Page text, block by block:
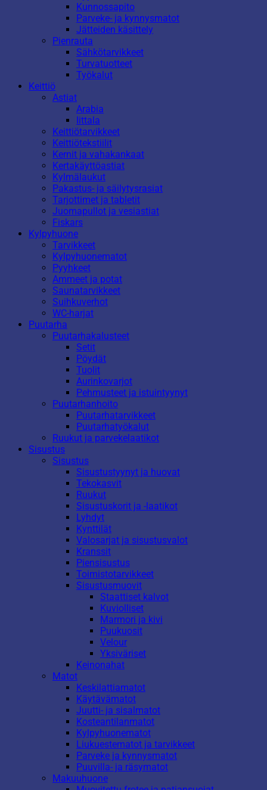
Kunnossapito
Parveke- ja kynnysmatot
Jätteiden käsittely
Pienrauta
Sähkötarvikkeet
Turvatuotteet
Työkalut
Keittiö
Astiat
Arabia
Iittala
Keittiötarvikkeet
Keittiötekstiilit
Kernit ja vahakankaat
Kertakäyttöastiat
Kylmälaukut
Pakastus- ja säilytysrasiat
Tarjottimet ja tabletit
Juomapullot ja vesiastiat
Fiskars
Kylpyhuone
Tarvikkeet
Kylpyhuonematot
Pyyhkeet
Ammeet ja potat
Saunatarvikkeet
Suihkuverhot
WC-harjat
Puutarha
Puutarhakalusteet
Setit
Pöydät
Tuolit
Aurinkovarjot
Pehmusteet ja istuintyynyt
Puutarhanhoito
Puutarhatarvikkeet
Puutarhatyökalut
Ruukut ja parvekelaatikot
Sisustus
Sisustus
Sisustustyynyt ja huovat
Tekokasvit
Ruukut
Sisustuskorit ja -laatikot
Lyhdyt
Kynttilät
Valosarjat ja sisustusvalot
Kranssit
Piensisustus
Toimistotarvikkeet
Sisustusmuovit
Staattiset kalvot
Kuviolliset
Marmori ja kivi
Puukuosit
Velour
Yksiväriset
Keinonahat
Matot
Keskilattiamatot
Käytävämatot
Juutti- ja sisalmatot
Kosteantilanmatot
Kylpyhuonematot
Liukuestematot ja tarvikkeet
Parveke ja kynnysmatot
Puuvilla- ja räsymatot
Makuuhuone